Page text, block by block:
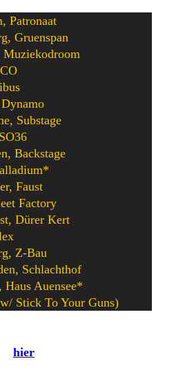
Patronaat
Gruenspan
Muziekodroom
Substage
Backstage
Faust
Factory
Dürer Kert
Z-Bau
Schlachthof
Auensee*
Stick To Your Guns)
hier